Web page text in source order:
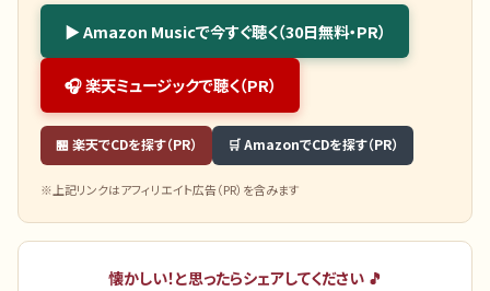
▶ Amazon Musicで今すぐ聴く（30日無料・PR）
🎧 楽天ミュージックで聴く（PR）
🏪 楽天でCDを探す（PR） 🛒 AmazonでCDを探す（PR）
※上記リンクはアフィリエイト広告（PR）を含みます
懐かしい！と思ったらシェアしてください 🎵